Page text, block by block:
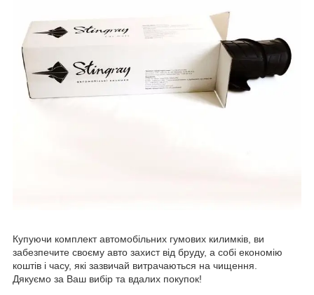
Купуючи комплект автомобільних гумових килимків, ви
забезпечите своєму авто захист від бруду, а собі економію
коштів і часу, які зазвичай витрачаються на чищення.
Дякуємо за Ваш вибір та вдалих покупок!